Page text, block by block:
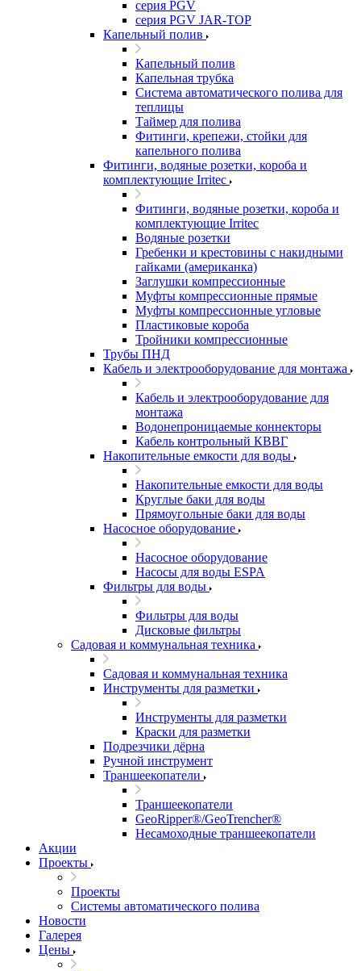
серия PGV
серия PGV JAR-TOP
Капельный полив
Капельный полив
Капельная трубка
Система автоматического полива для
теплицы
Таймер для полива
Фитинги, крепежи, стойки для
капельного полива
Фитинги, водяные розетки, короба и
комплектующие Irritec
Фитинги, водяные розетки, короба и
комплектующие Irritec
Водяные розетки
Гребенки и крестовины с накидными
гайками (американка)
Заглушки компрессионные
Муфты компрессионные прямые
Муфты компрессионные угловые
Пластиковые короба
Тройники компрессионные
Трубы ПНД
Кабель и электрооборудование для монтажа
Кабель и электрооборудование для
монтажа
Водонепроницаемые коннекторы
Кабель контрольный КВВГ
Накопительные емкости для воды
Накопительные емкости для воды
Круглые баки для воды
Прямоугольные баки для воды
Насосное оборудование
Насосное оборудование
Насосы для воды ESPA
Фильтры для воды
Фильтры для воды
Дисковые фильтры
Садовая и коммунальная техника
Садовая и коммунальная техника
Инструменты для разметки
Инструменты для разметки
Краски для разметки
Подрезчики дёрна
Ручной инструмент
Траншеекопатели
Траншеекопатели
GeoRipper®/GeoTrencher®
Несамоходные траншеекопатели
Акции
Проекты
Проекты
Системы автоматического полива
Новости
Галерея
Цены